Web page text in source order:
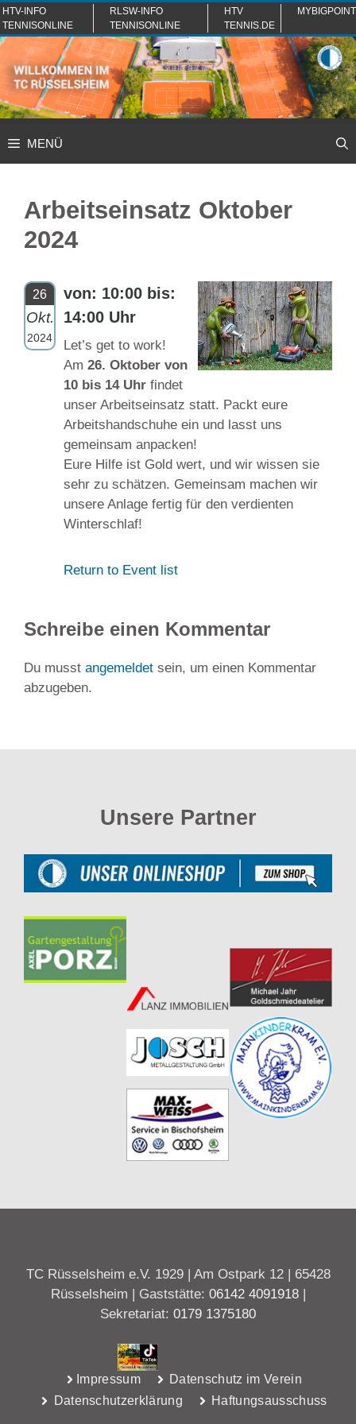
Zum
Inhalt
springen
HTV-INFO
TENNISONLINE
RLSW-INFO
TENNISONLINE
HTV
TENNIS.DE
MYBIGPOINT
MENÜ
Arbeitseinsatz Oktober
2024
26
Okt.
2024
von: 10:00 bis:
14:00 Uhr
Let’s get to work!
Am 26. Oktober von
10 bis 14 Uhr findet
unser Arbeitseinsatz statt. Packt eure
Arbeitshandschuhe ein und lasst uns
gemeinsam anpacken!
Eure Hilfe ist Gold wert, und wir wissen sie
sehr zu schätzen. Gemeinsam machen wir
unsere Anlage fertig für den verdienten
Winterschlaf!
Return to Event list
Schreibe einen Kommentar
Du musst angemeldet sein, um einen Kommentar
abzugeben.
Unsere Partner
TC Rüsselsheim e.V. 1929 | Am Ostpark 12 | 65428
Rüsselsheim | Gaststätte: 06142 4091918|
Sekretariat: 0179 1375180
Impressum
Datenschutz im Verein
Datenschutzerklärung
Haftungsausschuss